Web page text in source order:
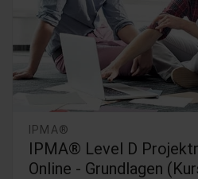
IPMA®
IPMA® Level D
Online - Grundlagen